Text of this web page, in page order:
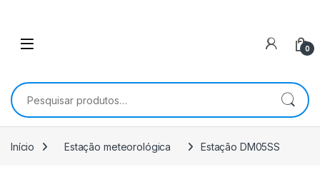
0
Pesquisar por:
Início Estação meteorológica Estação DM05SS